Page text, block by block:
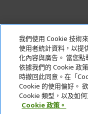
銀行轉賬
我們使用 Cookie 技術
使用者統計資料，以提
化內容與廣告。 當您
依據我們的 Cookie 政
時撤回此同意。在「
Cookie 的使用偏好。
Cookie 類型，以及如
Cookie 政策。